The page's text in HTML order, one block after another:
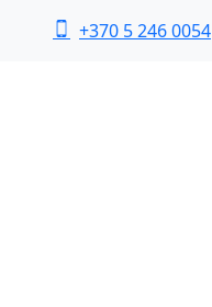
+370 5 246 0054